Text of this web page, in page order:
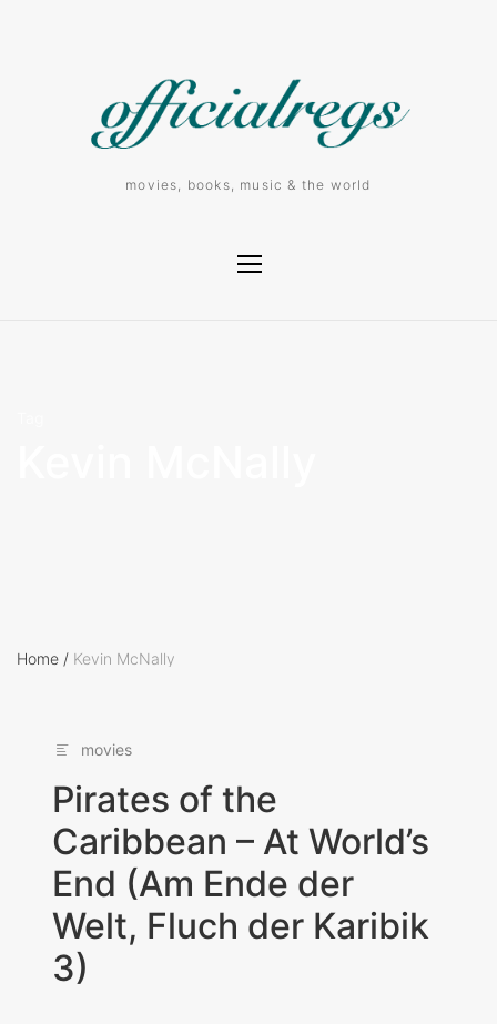
movies, books, music & the world
Home / Kevin McNally
movies
Pirates of the
Caribbean – At World’s
End (Am Ende der
Welt, Fluch der Karibik
3)